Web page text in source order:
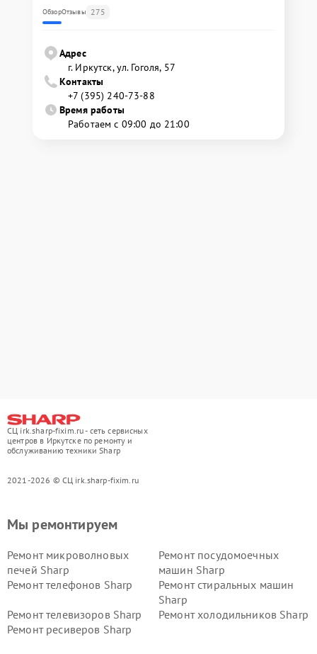
ОбзорОтзывы 275
Адрес
г. Иркутск, ул. ​Гоголя, 57
Контакты
+7 (395) 240-73-88
Время работы
Работаем с 09:00 до 21:00
СЦ irk.sharp-fixim.ru - сеть сервисных
центров в Иркутске по ремонту и
обслуживанию техники Sharp
2021-2026 © СЦ irk.sharp-fixim.ru
Мы ремонтируем
Ремонт микроволновых
печей Sharp
Ремонт посудомоечных
машин Sharp
Ремонт телефонов Sharp
Ремонт стиральных машин
Sharp
Ремонт телевизоров Sharp
Ремонт холодильников Sharp
Ремонт ресиверов Sharp